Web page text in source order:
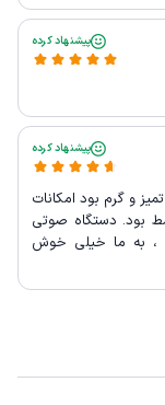
پیشنهاد کرده
پیشنهاد کرده
و گرم بود امکانات
بود. دستگاه صوتی
، به ما خیلی خوش